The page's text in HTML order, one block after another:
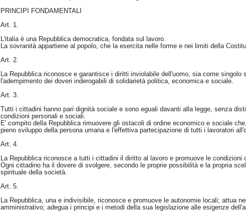
PRINCIPI FONDAMENTALI
Art. 1.
L'italia è una Repubblica democratica, fondata sul lavoro.
La sovranità appartiene al popolo, che la esercita nelle forme e nei limiti della
Art. 2.
La Repubblica riconosce e garantisce i diritti inviolabile dell'uomo, sia come
l'adempimento dei doveri inderogabili di solidarietà politica, economica e sociale.
Art. 3.
Tutti i cittadini hanno pari dignità sociale e sono eguali davanti alla legge, senza
condizioni personali e sociali.
E' compito della Repubblica rimuovere gli ostacoli di ordine economico e sociale
pieno sviluppo della persona umana e l'effettiva partecipazione di tutti i lavoratori
Art. 4.
La Repubblica riconosce a tutti i cittadini il diritto al lavoro e promuove le condizioni
Ogni cittadino ha il dovere di svolgere, secondo le proprie possibilità e la propria
spirituale della società.
Art. 5.
La Repubblica, una e indivisibile, riconosce e promuove le autonomie locali; attua
amministrativo; adegua i principi e i metodi della sua legislazione alle esigenze